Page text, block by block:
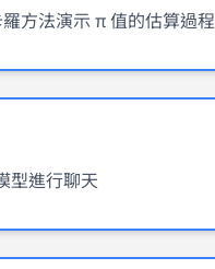
方法演示 π 值的估算過程
型進行聊天